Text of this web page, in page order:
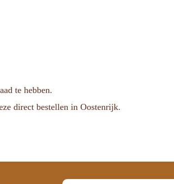
te hebben.
direct bestellen in Oostenrijk.